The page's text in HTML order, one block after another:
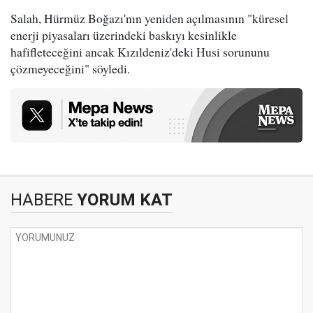
Salah, Hürmüz Boğazı'nın yeniden açılmasının "küresel
enerji piyasaları üzerindeki baskıyı kesinlikle
hafifleteceğini ancak Kızıldeniz'deki Husi sorununu
çözmeyeceğini" söyledi.
HABERE YORUM KAT